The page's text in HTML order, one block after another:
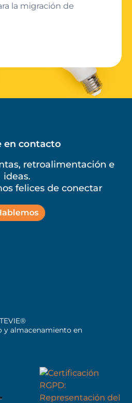
la migración de
en contacto
retroalimentación e
ideas.
felices de conectar
y almacenamiento en